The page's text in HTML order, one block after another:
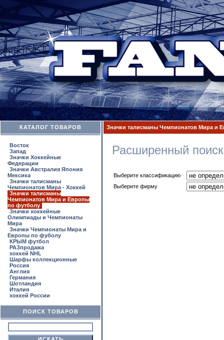
КАТАЛОГ ТОВАРОВ
Восток
Запад
Значки Хоккейные
Федерации
Значки Австралия Япония
Мексика
Значки талисманы
Чемпионатов Мира - Хоккей
Значки талисманы
Чемпионатов Мира и Европы
по футболу
Значки хоккейные
Олимпиады и Чемпионаты
Мира
Значки Чемпионаты Мира и
Европы по фуболу
КРЫМ футбол
РАЗпродажа
хоккей NHL
Шарфы коллекционные
Россия
Англия
Германия
Шотландия
Италия
хоккей России
ПОИСК ТОВАРОВ
Значки талисманы Чемпионатов Мира и
Расширенный поиск
Выберите классификацию
Выберите фирму